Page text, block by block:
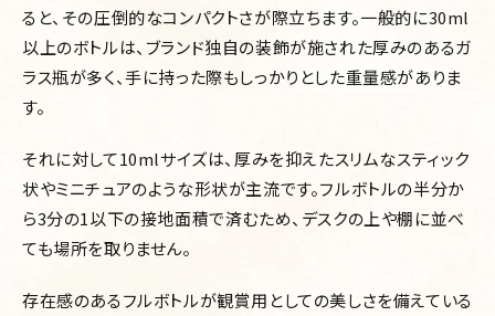
ると、その圧倒的なコンパクトさが際立ちます。一般的に30ml
以上のボトルは、ブランド独自の装飾が施された厚みのあるガ
ラス瓶が多く、手に持った際もしっかりとした重量感がありま
す。
それに対して10mlサイズは、厚みを抑えたスリムなスティック
状やミニチュアのような形状が主流です。フルボトルの半分か
ら3分の1以下の接地面積で済むため、デスクの上や棚に並べ
ても場所を取りません。
存在感のあるフルボトルが観賞用としての美しさを備えている